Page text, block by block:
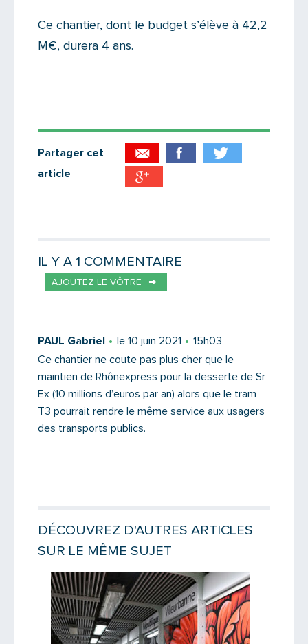
Ce chantier, dont le budget s’élève à 42,2
M€, durera 4 ans.
Partager cet
article
Message
Saisissez le code
IL Y A 1 COMMENTAIRE
AJOUTEZ LE VÔTRE
PAUL Gabriel le 10 juin 2021
15h03
Ce chantier ne coute pas plus cher que le
maintien de Rhônexpress pour la desserte de Sr
Ex (10 millions d’euros par an) alors que le tram
T3 pourrait rendre le même service aux usagers
des transports publics.
DÉCOUVREZ D'AUTRES ARTICLES
SUR LE MÊME SUJET
Lire la suite